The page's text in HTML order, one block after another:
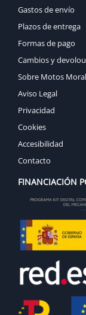
Gastos de envío
Plazos de entrega
Formas de pago
Cambios y
Sobre Motos
Aviso Legal
Privacidad
Cookies
Accesibilidad
Contacto
FINANCIACIÓN